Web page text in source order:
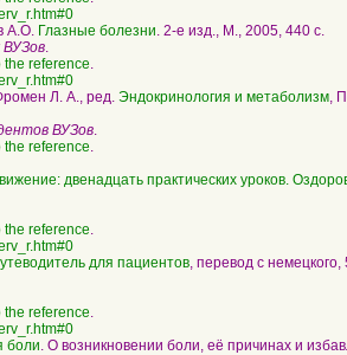
А.О. Глазные болезни. 2-е изд., М., 2005, 440 с.
ВУЗов.
the reference.
Л. А., ред. Эндокринология и метаболизм,
ВУЗов.
the reference.
двенадцать практических уроков.
the reference.
для пациентов, перевод с
the reference.
боли. О возникновении боли, её причинах и